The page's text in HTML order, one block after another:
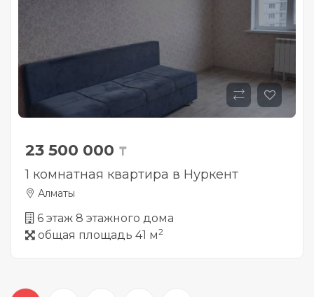
23 500 000 ₸
1 комнатная квартира в Нуркент
Алматы
6 этаж 8 этажного дома
общая площадь 41 м2